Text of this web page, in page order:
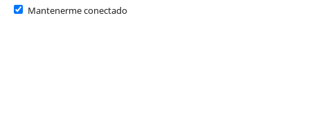
Mantenerme conectado